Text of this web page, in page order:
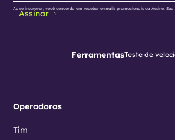
Assinar
Ao se inscrever, você concorda em receber e-mails promocionais da Assine.
FerramentasTeste de
Operadoras
Tim